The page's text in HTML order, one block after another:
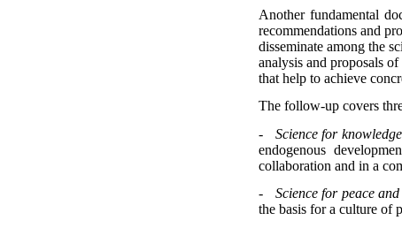
Another fundamental
recommendations and
disseminate among the
analysis and proposals
that help to achieve
The follow-up covers
- Science for
endogenous
collaboration and in a
- Science for peace and
the basis for a culture of